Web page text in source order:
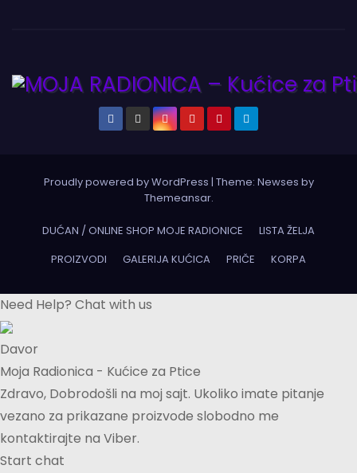
Proudly powered by WordPress | Theme: Newses by
Themeansar.
DUĆAN / ONLINE SHOP MOJE RADIONICE
LISTA ŽELJA
PROIZVODI
GALERIJA KUĆICA PRIČE KORPA
Need Help? Chat with us
Davor
Moja Radionica - Kućice za Ptice
Zdravo, Dobrodošli na moj sajt. Ukoliko imate pitanje
vezano za prikazane proizvode slobodno me
kontaktirajte na Viber.
Start chat